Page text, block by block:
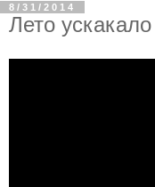
8/31/2014
Лето ускакало